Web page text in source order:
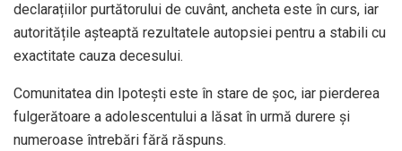
declarațiilor purtătorului de cuvânt, ancheta este în curs, iar
autoritățile așteaptă rezultatele autopsiei pentru a stabili cu
exactitate cauza decesului.
Comunitatea din Ipotești este în stare de șoc, iar pierderea
fulgerătoare a adolescentului a lăsat în urmă durere și
numeroase întrebări fără răspuns.